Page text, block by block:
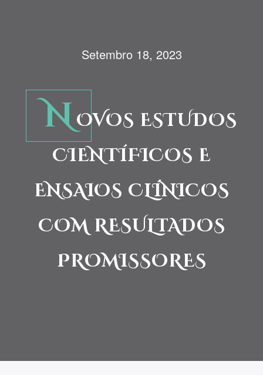
Setembro 18, 2023
NOVOS ESTUDOS
CIENTÍFICOS E
ENSAIOS CLÍNICOS
COM RESULTADOS
PROMISSORES